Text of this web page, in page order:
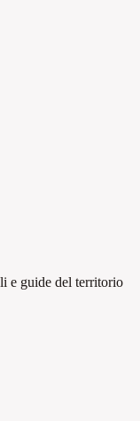
e guide del territorio